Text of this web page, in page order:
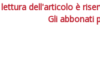
lettura dell'articolo è
Gli abbonati